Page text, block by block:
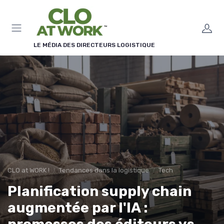
LE MÉDIA DES DIRECTEURS LOGISTIQUE
CLO at WORK ! Tendances dans la logistique Tech
Planification supply chain
augmentée par l'IA :
Panneau de gestion des cookies